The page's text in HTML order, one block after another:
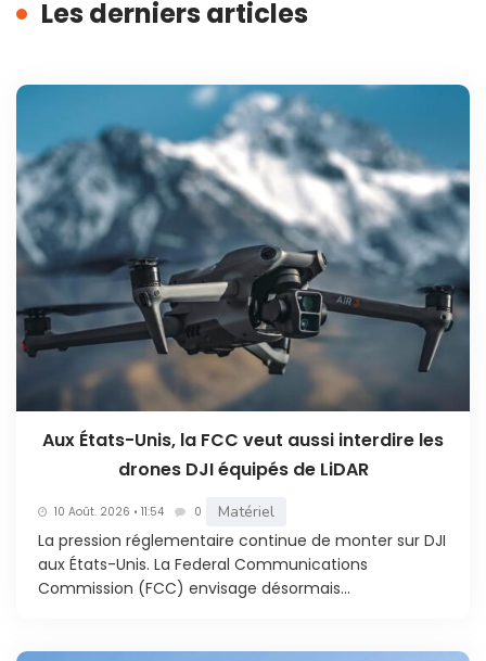
Les derniers articles
Aux États-Unis, la FCC veut aussi interdire les
drones DJI équipés de LiDAR
10 Août. 2026 • 11:54 0 Matériel
La pression réglementaire continue de monter sur DJI
aux États-Unis. La Federal Communications
Commission (FCC) envisage désormais...